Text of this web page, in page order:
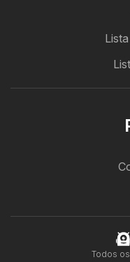
Todos